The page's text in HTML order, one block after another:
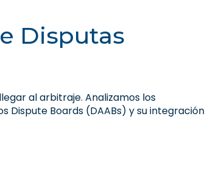
Disputas
al arbitraje. Analizamos los
Dispute Boards (DAABs) y su integración